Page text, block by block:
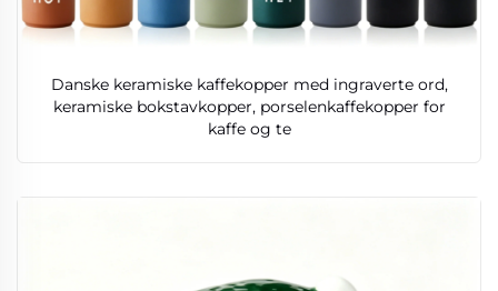
Danske keramiske kaffekopper med ingraverte ord,
keramiske bokstavkopper, porselenkaffekopper for
kaffe og te